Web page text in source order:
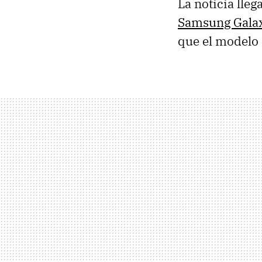
La noticia
Samsung
que el